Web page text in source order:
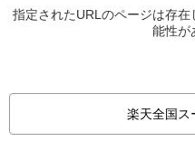
指定されたURLのページは存
能性が
楽天全国ス